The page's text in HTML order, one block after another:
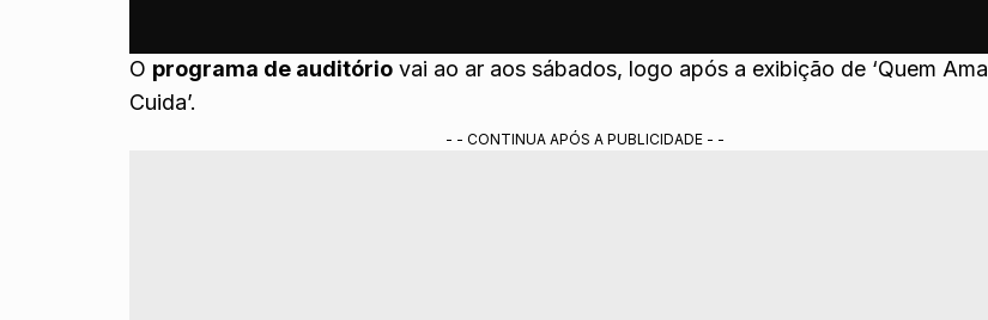
O programa de auditório vai ao ar aos sábados, logo após a exibição de ‘Quem Ama
Cuida’.
- - CONTINUA APÓS A PUBLICIDADE - -